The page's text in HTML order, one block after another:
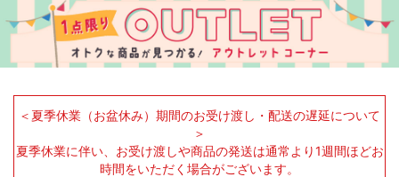
＜夏季休業（お盆休み）期間のお受け渡し・配送の遅延について
＞
夏季休業に伴い、お受け渡しや商品の発送は通常より1週間ほどお
時間をいただく場合がございます。